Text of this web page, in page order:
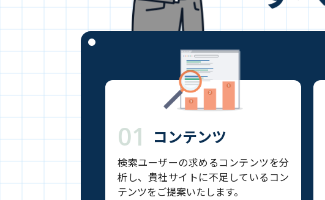
01 コンテンツ
検索ユーザーの求めるコンテンツを分
析し、貴社サイトに不足しているコン
テンツをご提案いたします。